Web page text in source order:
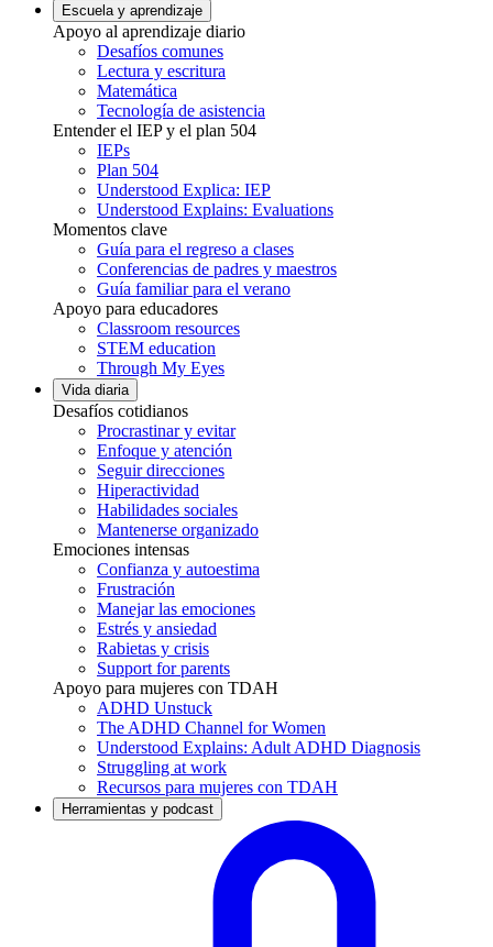
Escuela y aprendizaje
Apoyo al aprendizaje diario
Desafíos comunes
Lectura y escritura
Matemática
Tecnología de asistencia
Entender el IEP y el plan 504
IEPs
Plan 504
Understood Explica: IEP
Understood Explains: Evaluations
Momentos clave
Guía para el regreso a clases
Conferencias de padres y maestros
Guía familiar para el verano
Apoyo para educadores
Classroom resources
STEM education
Through My Eyes
Vida diaria
Desafíos cotidianos
Procrastinar y evitar
Enfoque y atención
Seguir direcciones
Hiperactividad
Habilidades sociales
Mantenerse organizado
Emociones intensas
Confianza y autoestima
Frustración
Manejar las emociones
Estrés y ansiedad
Rabietas y crisis
Support for parents
Apoyo para mujeres con TDAH
ADHD Unstuck
The ADHD Channel for Women
Understood Explains: Adult ADHD Diagnosis
Struggling at work
Recursos para mujeres con TDAH
Herramientas y podcast